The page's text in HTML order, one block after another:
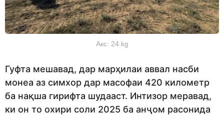
Акс: 24.kg
Гуфта мешавад, дар марҳилаи аввал насби
монеа аз симхор дар масофаи 420 километр
ба нақша гирифта шудааст. Интизор меравад,
ки он то охири соли 2025 ба анҷом расонида